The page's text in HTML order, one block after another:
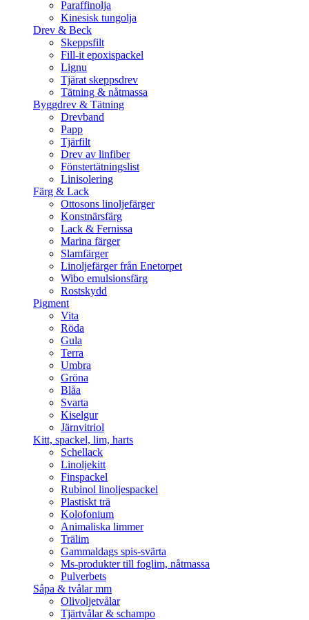
Paraffinolja
Kinesisk tungolja
Drev & Beck
Skeppsfilt
Fill-it epoxispackel
Lignu
Tjärat skeppsdrev
Tätning & nåtmassa
Byggdrev & Tätning
Drevband
Papp
Tjärfilt
Drev av linfiber
Fönstertätningslist
Linisolering
Färg & Lack
Ottosons linoljefärger
Konstnärsfärg
Lack & Fernissa
Marina färger
Slamfärger
Linoljefärger från Enetorpet
Wibo emulsionsfärg
Rostskydd
Pigment
Vita
Röda
Gula
Terra
Umbra
Gröna
Blåa
Svarta
Kiselgur
Järnvitriol
Kitt, spackel, lim, harts
Schellack
Linoljekitt
Finspackel
Rubinol linoljespackel
Plastiskt trä
Kolofonium
Animaliska limmer
Trälim
Gammaldags spis-svärta
Ms-produkter till foglim, nåtmassa
Pulverbets
Såpa & tvålar mm
Olivoljetvålar
Tjärtvålar & schampo